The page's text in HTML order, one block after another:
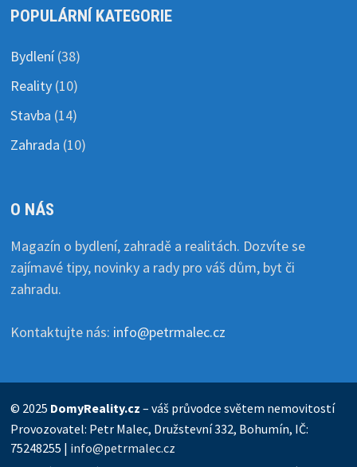
POPULÁRNÍ KATEGORIE
Bydlení(38)
Reality(10)
Stavba (14)
Zahrada (10)
O NÁS
Magazín o bydlení, zahradě a realitách. Dozvíte se
zajímavé tipy, novinky a rady pro váš dům, byt či
zahradu.
Kontaktujte nás: info@petrmalec.cz
© 2025 DomyReality.cz – váš průvodce světem nemovitostí
Provozovatel: Petr Malec, Družstevní 332, Bohumín, IČ:
75248255 | info@petrmalec.cz